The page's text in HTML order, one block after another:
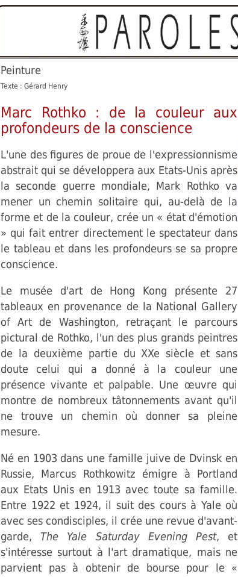
Peinture
Texte : Gérard Henry
Marc Rothko : de la couleur aux
profondeurs de la conscience
L'une des figures de proue de l'expressionnisme
abstrait qui se développera aux Etats-Unis après
la seconde guerre mondiale, Mark Rothko va
mener un chemin solitaire qui, au-delà de la
forme et de la couleur, crée un « état d'émotion
» qui fait entrer directement le spectateur dans
le tableau et dans les profondeurs se sa propre
conscience.
Le musée d'art de Hong Kong présente 27
tableaux en provenance de la National Gallery
of Art de Washington, retraçant le parcours
pictural de Rothko, l'un des plus grands peintres
de la deuxième partie du XXe siècle et sans
doute celui qui a donné à la couleur une
présence vivante et palpable. Une œuvre qui
montre de nombreux tâtonnements avant qu'il
ne trouve un chemin où donner sa pleine
mesure.
Né en 1903 dans une famille juive de Dvinsk en
Russie, Marcus Rothkowitz émigre à Portland
aux Etats Unis en 1913 avec toute sa famille.
Entre 1922 et 1924, il suit des cours à Yale où
avec ses condisciples, il crée une revue d'avant-
garde,The Yale Saturday Evening Pest, et
s'intéresse surtout à l'art dramatique, mais ne
parvient pas à obtenir de bourse pour le «